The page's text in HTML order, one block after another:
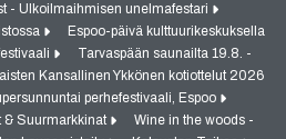
- Ulkoilmaihmisen unelmafestari
Espoo-päivä kulttuurikeskuksella
Tarvaspään saunailta 19.8. -
Kansallinen Ykkönen kotiottelut 2026
perhefestivaali, Espoo
& Suurmarkkinat
Wine in the woods -